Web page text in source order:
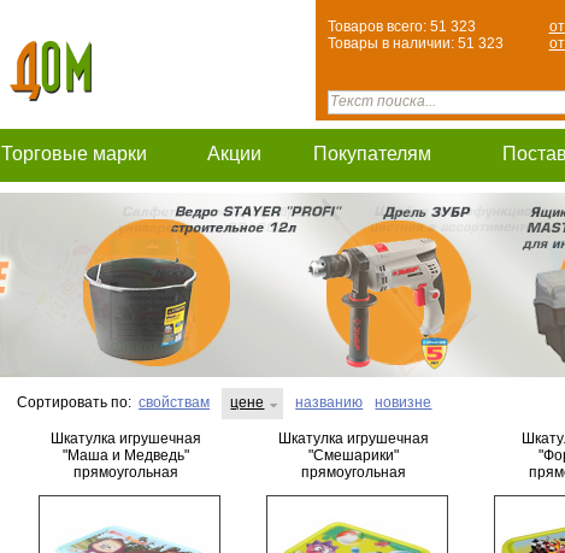
Товаров всего: 51 323
Товары в наличии: 51 323
Торговые марки Акции Покупателям
Сортировать по: свойствам цене названию новизне
Шкатулка игрушечная
"Маша и Медведь"
прямоугольная
Шкатулка игрушечная
"Смешарики"
прямоугольная